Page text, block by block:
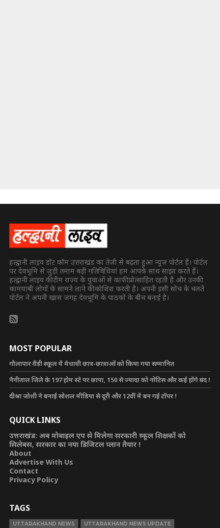
हल्द्वानी लाइव डॉट कॉम उत्तराखंड का तेजी से बढ़ता हुआ न्यूज पोर्टल है। पोर्टल
पर देवभूमि से जुड़ी तमाम बड़ी गतिविधियां हम आपके साथ साझा करते हैं।
हल्द्वानी लाइव की टीम राज्य के युवाओं से काफी प्रोत्साहित रहती है और उनकी
कामयाबी लोगों के सामने लाने की कोशिश करती है। अपनी इसी सोच के चलते
पोर्टल ने अपनी खास जगह देवभूमि के पाठकों के बीच बनाई है।
MOST POPULAR
गौलापार वैंडी स्कूल में मेधावी छात्र-छात्राओं को किया गया सम्मानित
नैनीताल जिले के 197 होम स्टे पर छापा, 150 से ज्यादा को नोटिस और कई होंगे बंद !
दीश्रा जोशी ने बनाई सोशल मीडिया से दूरी और 12वीं में बन गई टॉपर !
QUICK LINKS
उत्तराखंड: अब मोबाइल एप से मिलेगा सरकारी स्कूल शिक्षकों को
सिलेबस, सरकार का नया डिजिटल प्लान तैयार !
About
Advertise With Us
Contact
Privacy Policy
TAGS
UTTARAKHAND NEWS UTTARAKHAND NEWS UPDATE